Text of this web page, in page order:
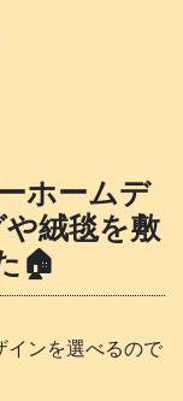
ホームデ
絨毯を敷
🏠️
インを選べるので